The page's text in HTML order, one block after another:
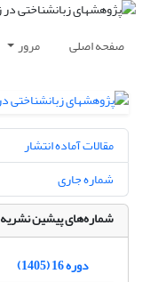
صفحه اصلی مرور
مقالات آماده انتشار
شماره جاری
شماره‌های پیشین نشریه
دوره 16 (1405)